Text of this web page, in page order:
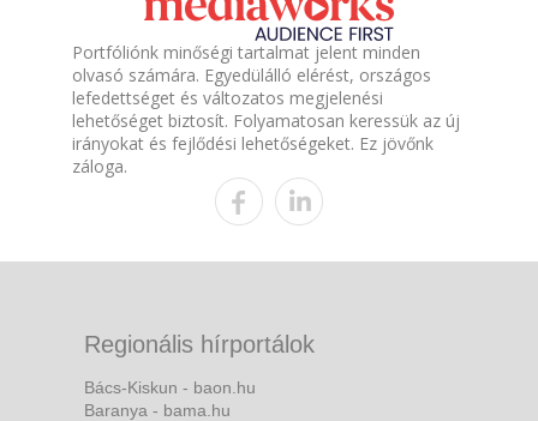
Portfóliónk minőségi tartalmat jelent minden
olvasó számára. Egyedülálló elérést, országos
lefedettséget és változatos megjelenési
lehetőséget biztosít. Folyamatosan keressük az új
irányokat és fejlődési lehetőségeket. Ez jövőnk
záloga.
Regionális hírportálok
Bács-Kiskun - baon.hu
Baranya - bama.hu